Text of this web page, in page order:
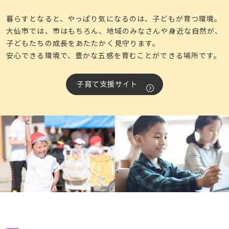
暮らすとなると、やっぱり気になるのは、子どもが育つ環境。
大仙市では、市はもちろん、地域のみなさんや身近な自然が、
子どもたちの成長をあたたかく見守ります。
安心できる環境で、豊かな五感を育むことができる場所です。
子育て支援サイト